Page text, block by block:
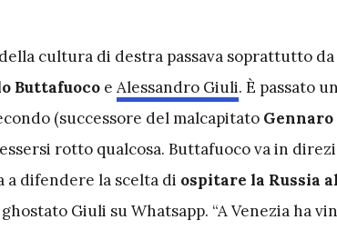
cultura di destra passava soprattutto
Buttafuoco e Alessandro Giuli. È passato
(successore del malcapitato
rotto qualcosa. Buttafuoco va in
difendere la scelta di ospitare la Russia
Giuli su Whatsapp. “A Venezia ha